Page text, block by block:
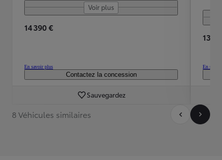
Voir plus
14 390 €
En savoir plus
Contactez la concession
Sauvegardez
13
En
8 Véhicules similaires